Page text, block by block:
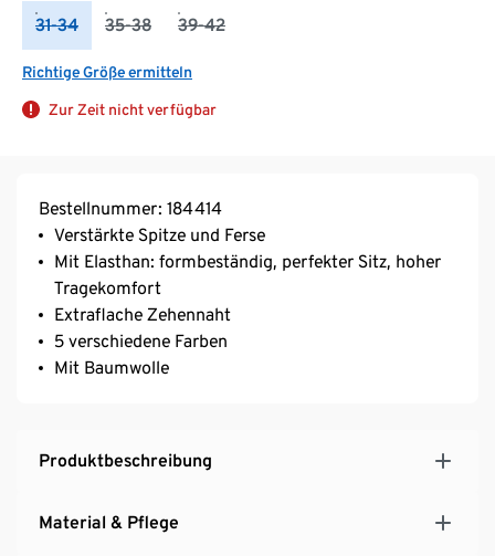
31-34 35-38 39-42
Richtige Größe ermitteln
Zur Zeit nicht verfügbar
Bestellnummer: 184414
Verstärkte Spitze und Ferse
Mit Elasthan: formbeständig, perfekter Sitz, hoher
Tragekomfort
Extraflache Zehennaht
5 verschiedene Farben
Mit Baumwolle
Produktbeschreibung
Material & Pflege